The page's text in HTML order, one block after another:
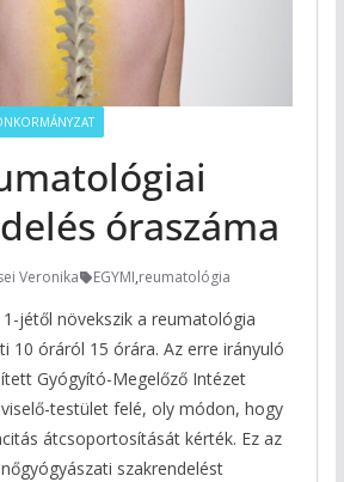
óraszáma
Veronika EGYMI,reumatológia
jétől növekszik a reumatológia
10 óráról 15 órára. Az erre irányuló
Gyógyító-Megelőző Intézet
testület felé, oly módon, hogy
átcsoportosítását kérték. Ez az
szakrendelést